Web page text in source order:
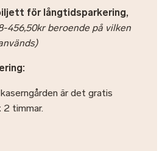
för långtidsparkering,
456,50kr beroende på vilken
är det gratis
2 timmar.